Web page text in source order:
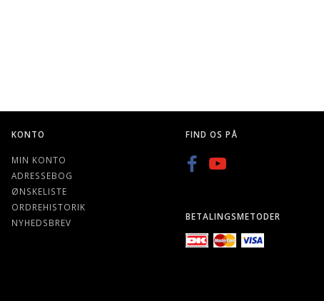
KONTO
MIN KONTO
ADRESSEBOG
ØNSKELISTE
ORDREHISTORIK
NYHEDSBREV
FIND OS PÅ
BETALINGSMETODER